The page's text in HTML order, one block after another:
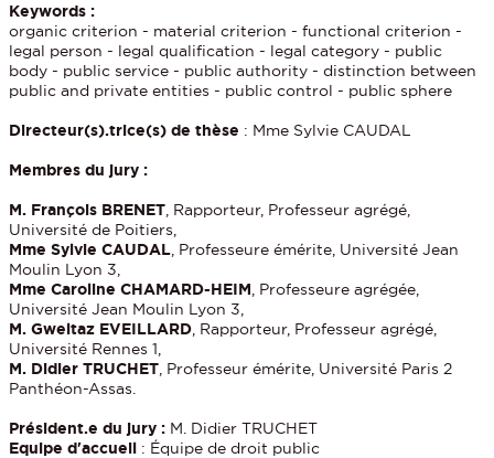
Keywords :
organic criterion - material criterion - functional criterion -
legal person - legal qualification - legal category - public
body - public service - public authority - distinction between
public and private entities - public control - public sphere
Directeur(s).trice(s) de thèse : Mme Sylvie CAUDAL
Membres du jury :
M. François BRENET , Rapporteur, Professeur agrégé,
Université de Poitiers,
Mme Sylvie CAUDAL , Professeure émérite, Université Jean
Moulin Lyon 3,
Mme Caroline CHAMARD-HEIM , Professeure agrégée,
Université Jean Moulin Lyon 3,
M. Gweltaz EVEILLARD , Rapporteur, Professeur agrégé,
Université Rennes 1,
M. Didier TRUCHET , Professeur émérite, Université Paris 2
Panthéon-Assas.
Président.e du jury : M. Didier TRUCHET
Equipe d'accueil : Équipe de droit public